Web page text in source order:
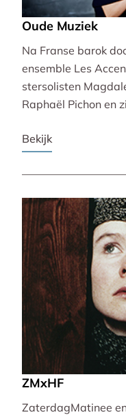
Oude Muziek
Na Franse barok
ensemble Les
stersolisten
Raphaël Pichon en
Bachvereniging en
Wantenaar, op
Andrea Marcon.
Bekijk
ZMxHF
ZaterdagMatinee